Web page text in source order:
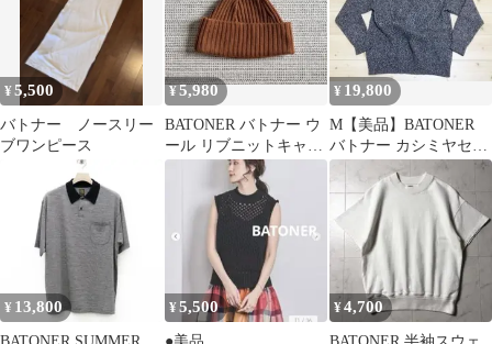
¥5,500
バトナー ノースリー
ブワンピース
¥5,980
BATONER バトナー ウ
ール リブニットキャッ
プ 日本製 ニット帽
¥ 19,800
M【美品】BATONER
バトナー カシミヤセー
ター ニット
¥ 13,800 ¥5,500 ¥4,700